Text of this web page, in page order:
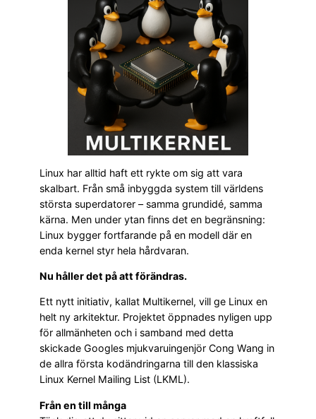
Linux har alltid haft ett rykte om sig att vara
skalbart. Från små inbyggda system till världens
största superdatorer – samma grundidé, samma
kärna. Men under ytan finns det en begränsning:
Linux bygger fortfarande på en modell där en
enda kernel styr hela hårdvaran.
Nu håller det på att förändras.
Ett nytt initiativ, kallat Multikernel, vill ge Linux en
helt ny arkitektur. Projektet öppnades nyligen upp
för allmänheten och i samband med detta
skickade Googles mjukvaruingenjör Cong Wang in
de allra första kodändringarna till den klassiska
Linux Kernel Mailing List (LKML).
Från en till många